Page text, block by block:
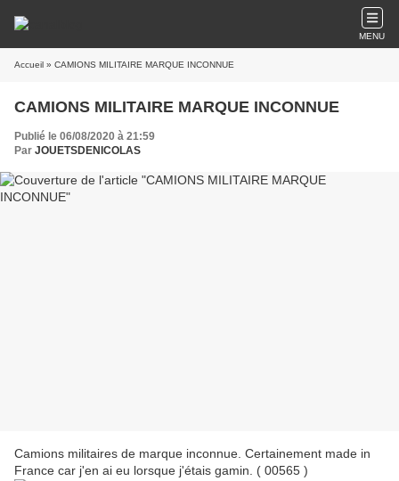
MENU
Accueil » CAMIONS MILITAIRE MARQUE INCONNUE
CAMIONS MILITAIRE MARQUE INCONNUE
Publié le 06/08/2020 à 21:59
Par JOUETSDENICOLAS
Camions militaires de marque inconnue. Certainement made in
France car j'en ai eu lorsque j'étais gamin. ( 00565 )